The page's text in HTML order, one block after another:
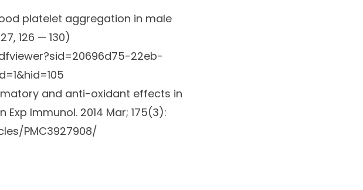
platelet aggregation in male
126 — 130)
22eb-
and anti-oxidant effects in
Immunol. 2014 Mar; 175(3):
PMC3927908/